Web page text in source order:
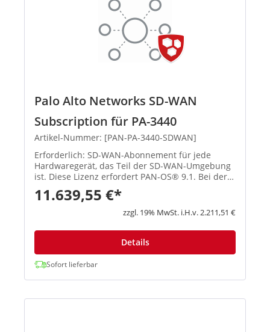
Palo Alto Networks SD-WAN
Subscription für PA-3440
Artikel-Nummer: [PAN-PA-3440-SDWAN]
Erforderlich: SD-WAN-Abonnement für jede
Hardwaregerät, das Teil der SD-WAN-Umgebung
ist. Diese Lizenz erfordert PAN-OS® 9.1. Bei der
Nutzung von Prisma Access für den...
11.639,55 €*
zzgl. 19% MwSt. i.H.v. 2.211,51 €
Details
Sofort lieferbar